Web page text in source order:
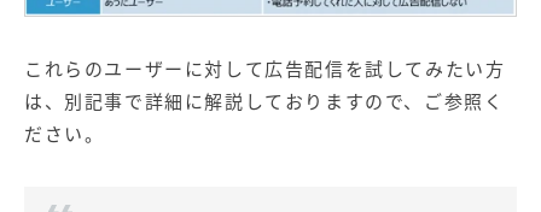
これらのユーザーに対して広告配信を試してみたい方
は、別記事で詳細に解説しておりますので、ご参照く
ださい。